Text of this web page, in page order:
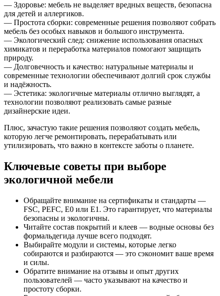
— Здоровье: мебель не выделяет вредных веществ, безопасна
для детей и аллергиков.
— Простота сборки: современные решения позволяют собрать
мебель без особых навыков и большого инструмента.
— Экологический след: снижение использования опасных
химикатов и переработка материалов помогают защищать
природу.
— Долговечность и качество: натуральные материалы и
современные технологии обеспечивают долгий срок службы
и надёжность.
— Эстетика: экологичные материалы отлично выглядят, а
технологии позволяют реализовать самые разные
дизайнерские идеи.
Плюс, зачастую такие решения позволяют создать мебель,
которую легче ремонтировать, перерабатывать или
утилизировать, что важно в контексте заботы о планете.
Ключевые советы при выборе
экологичной мебели
Обращайте внимание на сертификаты и стандарты —
FSC, PEFC, E0 или E1. Это гарантирует, что материалы
безопасны и экологичны.
Читайте состав покрытий и клеев — водные основы без
формальдегида лучше всего подходят.
Выбирайте модули и системы, которые легко
собираются и разбираются — это сэкономит ваше время
и силы.
Обратите внимание на отзывы и опыт других
пользователей — часто указывают на качество и
простоту сборки.